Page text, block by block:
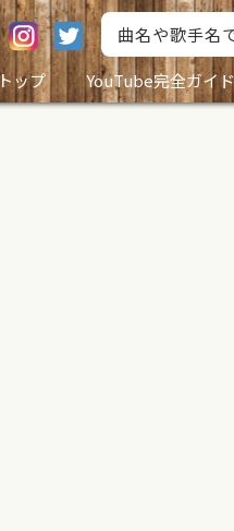
トップ
YouTube完全ガイド